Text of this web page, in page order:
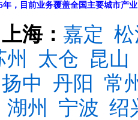
年，目前业务覆盖全国主要城市产
上海： 嘉定
州 太仓 昆山
扬中 丹阳
常
湖州 宁波 绍